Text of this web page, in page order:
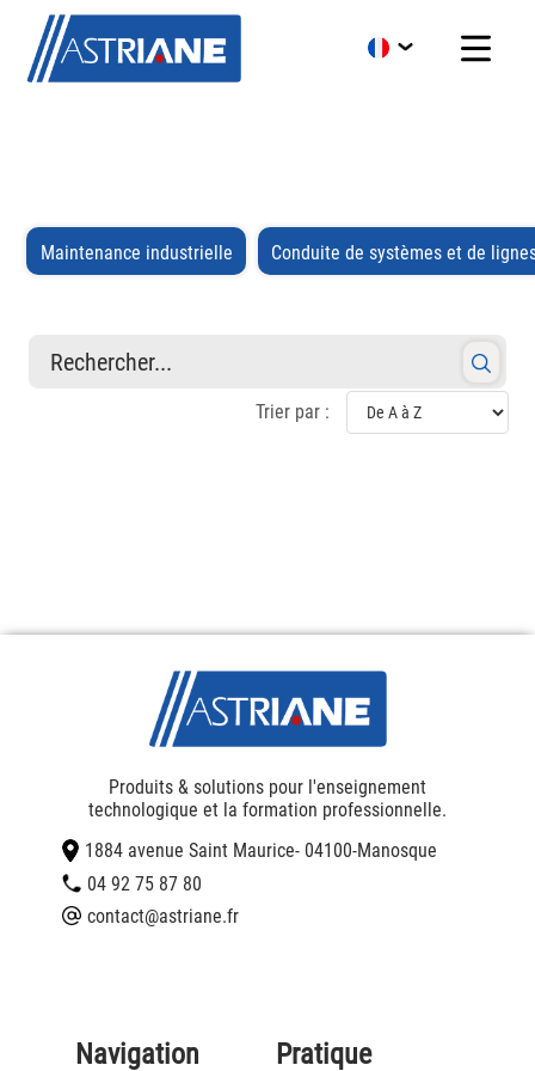
Maintenance industrielle Conduite de systèmes et de
Rechercher...
Trier par :
Produits & solutions pour l'enseignement
technologique et la formation professionnelle.
1884 avenue Saint Maurice- 04100-Manosque
04 92 75 87 80
contact@astriane.fr
Navigation Pratique